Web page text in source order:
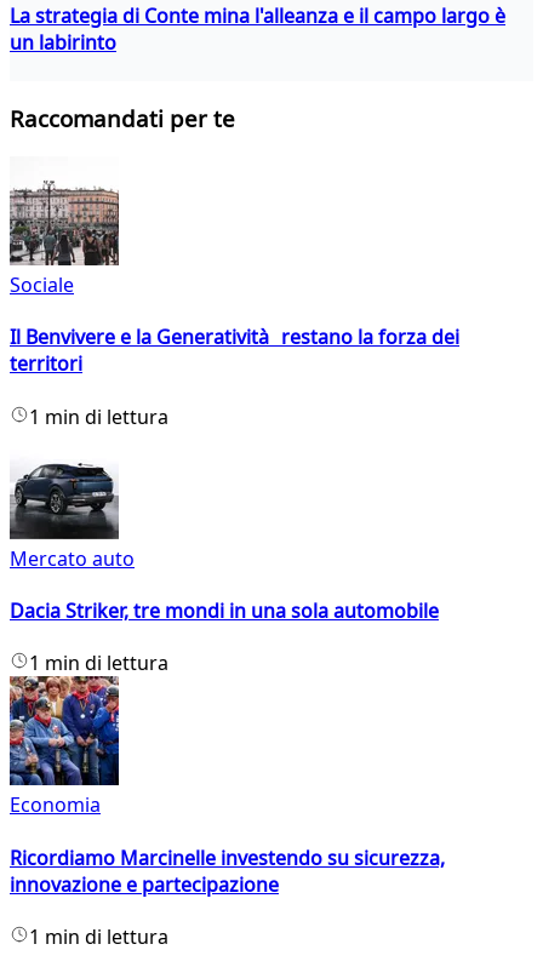
La strategia di Conte mina l'alleanza e il campo largo è
un labirinto
Raccomandati per te
Sociale
Il Benvivere e la Generatività restano la forza dei
territori
1 min di lettura
Mercato auto
Dacia Striker, tre mondi in una sola automobile
1 min di lettura
Economia
Ricordiamo Marcinelle investendo su sicurezza,
innovazione e partecipazione
1 min di lettura